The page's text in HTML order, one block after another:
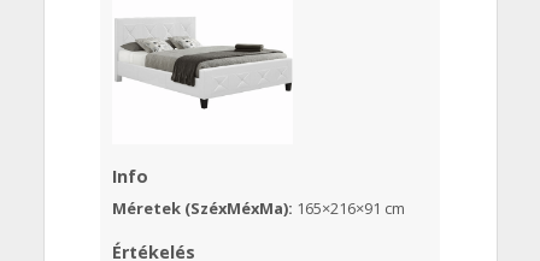
Info
Méretek (SzéxMéxMa): 165×216×91 cm
Értékelés